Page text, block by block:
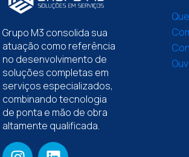
Grupo M3 consolida sua
atuação como referência
no desenvolvimento de
soluções completas em
serviços especializados,
combinando tecnologia
de ponta e mão de obra
altamente qualificada.